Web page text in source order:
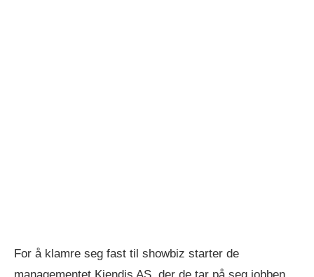
For å klamre seg fast til showbiz starter de